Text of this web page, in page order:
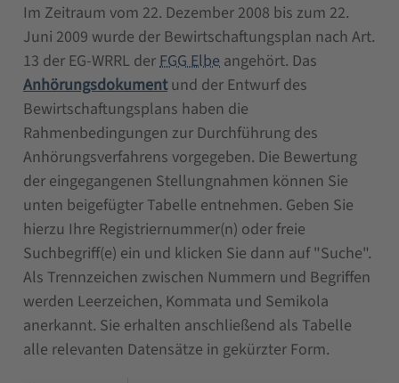
Im Zeitraum vom 22. Dezember 2008 bis zum 22.
Juni 2009 wurde der Bewirtschaftungsplan nach Art.
13 der EG-WRRL derFGG Elbe angehört. Das
Anhörungsdokumentund der Entwurf des
Bewirtschaftungsplans haben die
Rahmenbedingungen zur Durchführung des
Anhörungsverfahrens vorgegeben. Die Bewertung
der eingegangenen Stellungnahmen können Sie
unten beigefügter Tabelle entnehmen. Geben Sie
hierzu Ihre Registriernummer(n) oder freie
Suchbegriff(e) ein und klicken Sie dann auf "Suche".
Als Trennzeichen zwischen Nummern und Begriffen
werden Leerzeichen, Kommata und Semikola
anerkannt. Sie erhalten anschließend als Tabelle
alle relevanten Datensätze in gekürzter Form.